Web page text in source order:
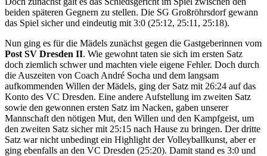
beiden späteren Gegnern zu stellen. Die SG Großröhrsdorf gewann
das Spiel sicher und eindeutig mit 3:0 (25:12, 25:11, 25:18).
Nun ging es für die Mädels zunächst gegen die Gastgeberinnen vom
Post SV Dresden II. Wie gewohnt taten sie sich im ersten Satz
doch ziemlich schwer und machten viele eigene Fehler. Doch durch
die Auszeiten von Coach André Socha und dem langsam
aufkommenden Willen der Mädels, ging der Satz mit 26:24 auf das
Konto des VC Dresden. Eine andere Aufstellung im zweiten Satz
sowie den gewonnen ersten Satz im Nacken, gaben unserer
Mannschaft den nötigen Mut, den Willen und den Kampfgeist, um
den zweiten Satz sicher mit 25:15 nach Hause zu bringen. Der dritte
Satz war nicht unbedingt ein Highlight der Volleyballkunst, aber er
ging ebenfalls an den VC Dresden (25:20). Damit stand es 3:0 und